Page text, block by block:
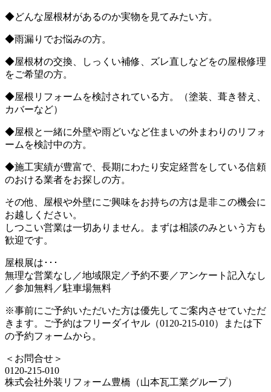
◆どんな屋根材があるのか実物を見てみたい方。
◆雨漏りでお悩みの方。
◆屋根材の交換、しっくい補修、ズレ直しなどをの屋根修理
をご希望の方。
◆屋根リフォームを検討されている方。（塗装、葺き替え、
カバーなど）
◆屋根と一緒に外壁や雨どいなど住まいの外まわりのリフォ
ームを検討中の方。
◆施工実績が豊富で、長期にわたり安定経営をしている信頼
のおける業者をお探しの方。
その他、屋根や外壁にご興味をお持ちの方は是非この機会に
お越しください。
しつこい営業は一切ありません。まずは相談のみという方も
歓迎です。
屋根展は･･･
無理な営業なし／地域限定／予約不要／アンケート記入なし
／参加無料／駐車場無料
※事前にご予約いただいた方は優先してご案内させていただ
きます。ご予約はフリーダイヤル（0120-215-010）または下
の予約フォームから。
＜お問合せ＞
0120-215-010
株式会社外装リフォーム豊橋（山本瓦工業グループ）